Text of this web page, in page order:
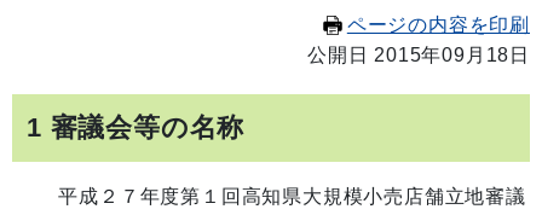
ページの内容を印刷
公開日 2015年09月18日
1 審議会等の名称
平成２７年度第１回高知県大規模小売店舗立地審議